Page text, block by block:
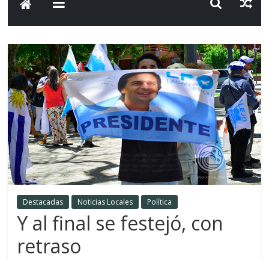
Destacadas Noticias Locales Política
Y al final se festejó, con
retraso